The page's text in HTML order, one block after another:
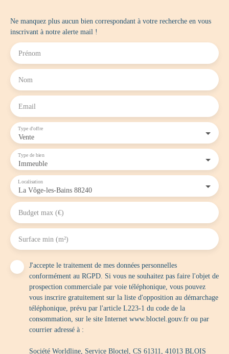
Ne manquez plus aucun bien correspondant à votre recherche en vous
inscrivant à notre alerte mail !
Prénom
Nom
Email
Vente
Type d'offre
Immeuble
Type de bien
La Vôge-les-Bains 88240
Localisation
Budget max (€)
Surface min (m²)
J'accepte le traitement de mes données personnelles
conformément au RGPD. Si vous ne souhaitez pas faire l'objet de
prospection commerciale par voie téléphonique, vous pouvez
vous inscrire gratuitement sur la liste d'opposition au démarchage
téléphonique, prévu par l'article L223-1 du code de la
consommation, sur le site Internet www.bloctel.gouv.fr ou par
courrier adressé à :
Société Worldline, Service Bloctel, CS 61311, 41013 BLOIS